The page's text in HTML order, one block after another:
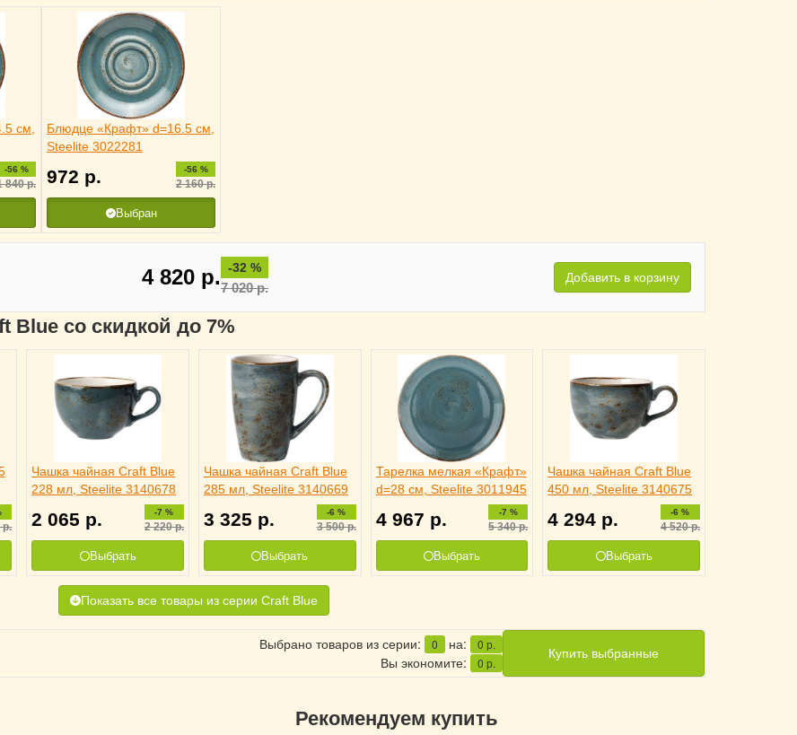
см,
-56 %
840р.
Блюдце «Крафт» d=16.5 см,
Steelite 3022281
972 р. -56 %
2 160р.
Выбран
4 820 р. -32 %
7 020р.
Добавить в корзину
Blue со скидкой до 7%
р.
Чашка чайная Craft Blue
228 мл, Steelite 3140678
2 065 р. -7 %
2 220р.
Выбрать
Чашка чайная Craft Blue
285 мл, Steelite 3140669
3 325 р. -6 %
3 500р.
Выбрать
Тарелка мелкая «Крафт»
d=28 см, Steelite 3011945
4 967 р. -7 %
5 340р.
Выбрать
Чашка чайная Craft Blue
450 мл, Steelite 3140675
4 294 р. -6 %
4 520р.
Выбрать
Показать все товары из серии Craft Blue
Выбрано товаров из серии: 0 на: 0 р.
Вы экономите: 0 р.
Купить выбранные
Рекомендуем купить